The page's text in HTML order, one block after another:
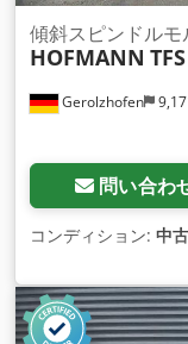
Gerolzhofen
傾斜スピンドルモ
HOFMANN
問い合わ
コンディション: 中古